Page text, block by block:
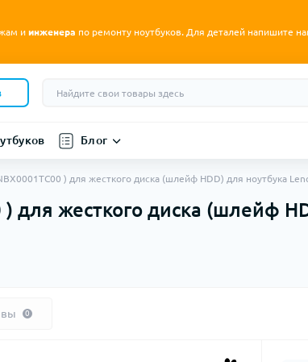
и инженера по ремонту ноутбуков. Для деталей напишите
Блог
) для жесткого диска (шлейф HDD) для ноутбука
для жесткого диска (шлейф
0